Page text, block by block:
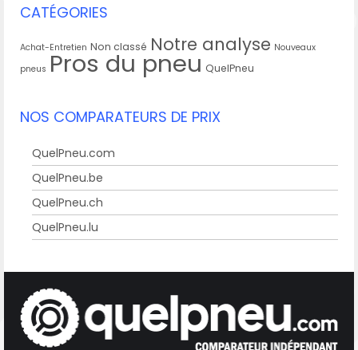
CATÉGORIES
Achat-Entretien Non classé Notre analyse Nouveaux
pneus Pros du pneu QuelPneu
NOS COMPARATEURS DE PRIX
QuelPneu.com
QuelPneu.be
QuelPneu.ch
QuelPneu.lu